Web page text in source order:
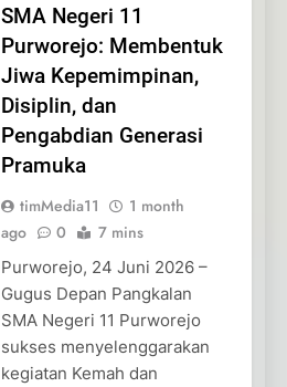
SMA Negeri 11
Purworejo: Membentuk
Jiwa Kepemimpinan,
Disiplin, dan
Pengabdian Generasi
Pramuka
timMedia11
1 month
ago
0 7 mins
Purworejo, 24 Juni 2026 –
Gugus Depan Pangkalan
SMA Negeri 11 Purworejo
sukses menyelenggarakan
kegiatan Kemah dan